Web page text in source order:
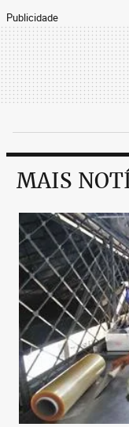
Publicidade
MAIS